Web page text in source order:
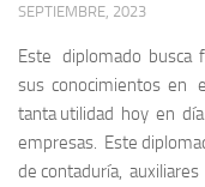
SEPTIEMBRE, 2023
Este diplomado busca
sus conocimientos en
tanta utilidad hoy en
empresas. Este
de contaduría,